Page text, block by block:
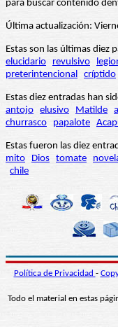
para buscar contenido
Última actualización:
Estas son las últimas diez
elucidario
revulsivo
preterintencional críptido
Estas diez entradas han
antojo elusivo Matilde
churrasco
papalote
Estas fueron las diez
mito
Dios tomate
chile
Política de Privacidad -
Todo el material en estas